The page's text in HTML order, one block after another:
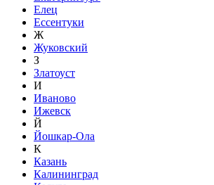
Елец
Ессентуки
Ж
Жуковский
З
Златоуст
И
Иваново
Ижевск
Й
Йошкар-Ола
К
Казань
Калининград